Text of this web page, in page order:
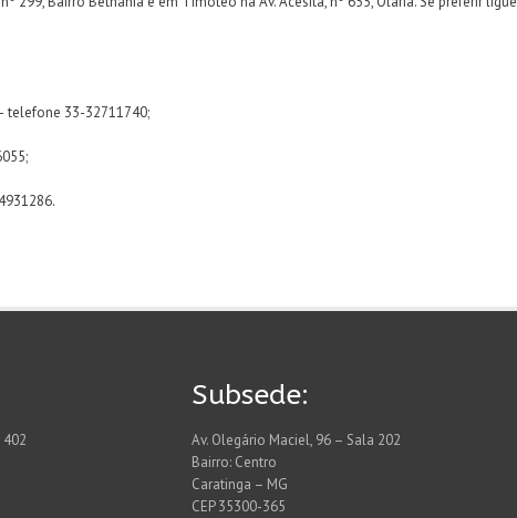
telefone 33-32711740;
402
Subsede:
Av. Olegário Maciel, 96 – Sala 202
Bairro: Centro
Caratinga – MG
CEP 35300-365